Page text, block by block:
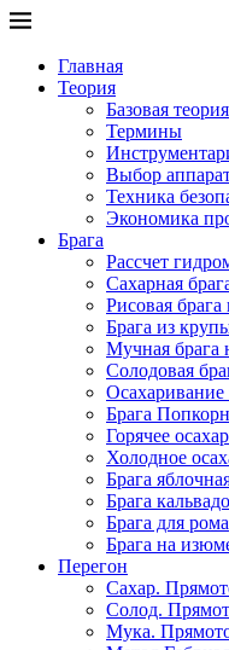
Главная
Теория
Базовая теория
Термины
Выбор
Техника
Экономика
Брага
Рассчет
Сахарная
Рисовая брага
Брага из
Мучная брага
Солодовая
Осахаривание
Брага
Горячее
Холодное
Брага
Брага
Брага для рома
Брага на
Перегон
Сахар.
Солод.
Мука.